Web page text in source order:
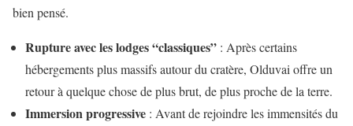
bien pensé.
Rupture avec les lodges “classiques” : Après certains
hébergements plus massifs autour du cratère, Olduvai offre un
retour à quelque chose de plus brut, de plus proche de la terre.
Immersion progressive : Avant de rejoindre les immensités du